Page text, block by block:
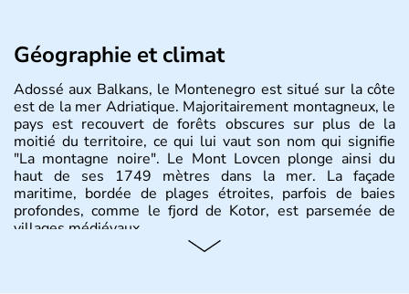
Géographie et climat
Adossé aux Balkans, le Montenegro est situé sur la côte
est de la mer Adriatique. Majoritairement montagneux, le
pays est recouvert de forêts obscures sur plus de la
moitié du territoire, ce qui lui vaut son nom qui signifie
"La montagne noire". Le Mont Lovcen plonge ainsi du
haut de ses 1749 mètres dans la mer. La façade
maritime, bordée de plages étroites, parfois de baies
profondes, comme le fjord de Kotor, est parsemée de
villages médiévaux.